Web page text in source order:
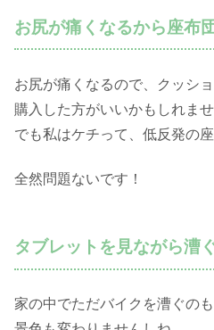
お尻が痛くなるから座布
お尻が痛くなるので、クッシ
購入した方がいいかもしれませ
でも私はケチって、低反発の
全然問題ないです！
タブレットを見ながら漕
家の中でただバイクを漕ぐの